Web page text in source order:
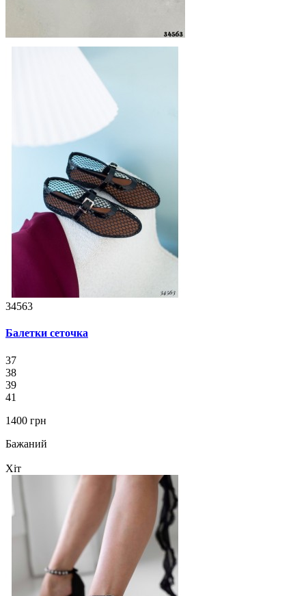
34563
Балетки сеточка
37
38
39
41
1400 грн
Бажаний
Хіт